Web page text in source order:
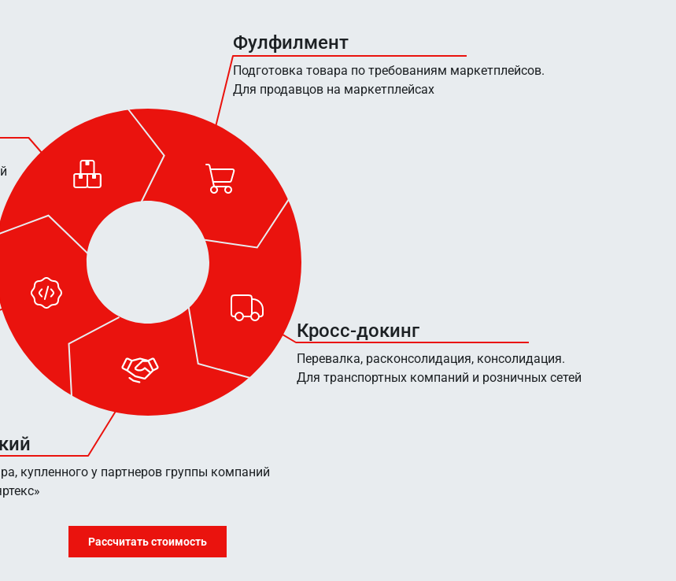
Фулфилмент
Подготовка товара по требованиям маркетплейсов.
Для продавцов на маркетплейсах
купленного у партнеров группы компаний
Кросс-докинг
Перевалка, расконсолидация, консолидация.
Для транспортных компаний и розничных сетей
Рассчитать стоимость